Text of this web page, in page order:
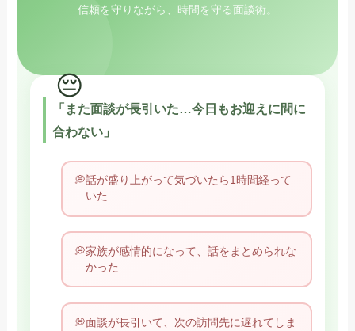
信頼を守りながら、時間を守る面談術。
「また面談が長引いた…今日もお迎えに間に
合わない」
話が盛り上がって気づいたら1時間経って
いた
家族が感情的になって、話をまとめられな
かった
面談が長引いて、次の訪問先に遅れてしま